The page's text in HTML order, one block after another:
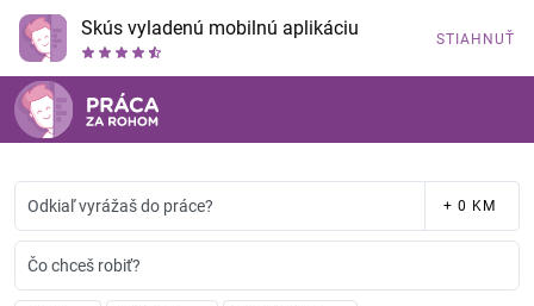
Skús vyladenú mobilnú aplikáciu STIAHNUŤ
Odkiaľ vyrážaš do práce? + 0 KM
Čo chceš robiť?